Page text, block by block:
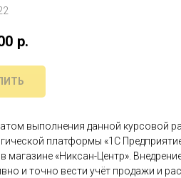
р.
выполнения данной курсовой
платформы «1С
в магазине «Никсан-Центр».
и точно вести учёт продажи и